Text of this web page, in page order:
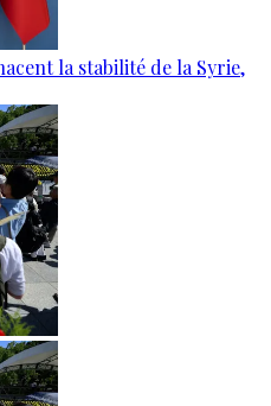
la stabilité de la Syrie,